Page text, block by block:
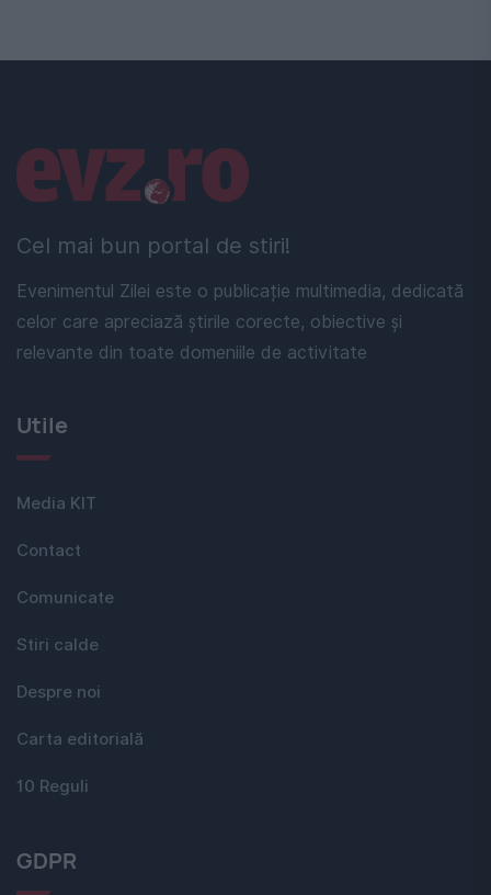
Cel mai bun portal de stiri!
Evenimentul Zilei este o publicație multimedia, dedicată
celor care apreciază știrile corecte, obiective și
relevante din toate domeniile de activitate
Linkuri utile
Utile
Media KIT
Contact
Comunicate
Stiri calde
Despre noi
Carta editorială
10 Reguli
GDPR